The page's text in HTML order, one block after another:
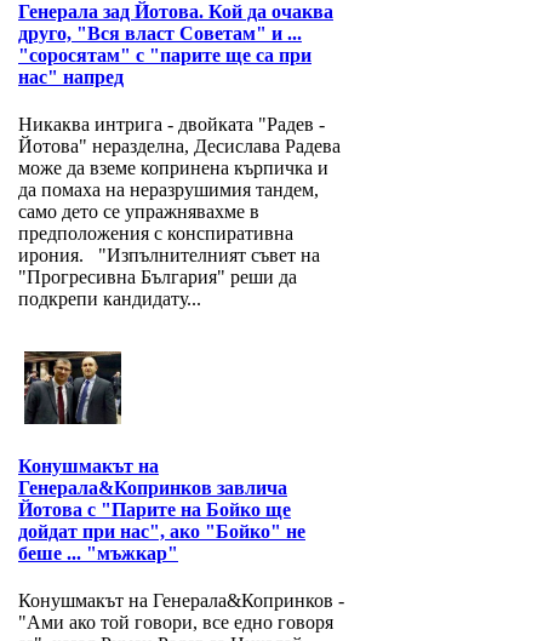
Генерала зад Йотова. Кой да очаква
друго, "Вся власт Советам" и ...
"соросятам" с "парите ще са при
нас" напред
Никаква интрига - двойката "Радев -
Йотова" неразделна, Десислава Радева
може да вземе копринена кърпичка и
да помаха на неразрушимия тандем,
само дето се упражнявахме в
предположения с конспиративна
ирония. "Изпълнителният съвет на
"Прогресивна България" реши да
подкрепи кандидату...
Конушмакът на
Генерала&Копринков завлича
Йотова с "Парите на Бойко ще
дойдат при нас", ако "Бойко" не
беше ... "мъжкар"
Конушмакът на Генерала&Копринков -
"Ами ако той говори, все едно говоря